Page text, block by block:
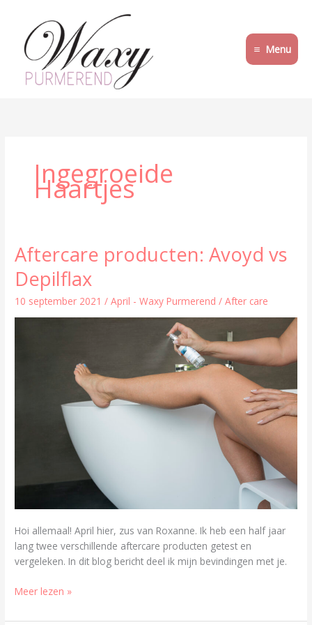
inhoud
Menu
Ingegroeide
Haartjes
Aftercare producten: Avoyd vs
Depilflax
10 september 2021/April - Waxy Purmerend/After care
Hoi allemaal! April hier, zus van Roxanne. Ik heb een half jaar
lang twee verschillende aftercare producten getest en
vergeleken. In dit blog bericht deel ik mijn bevindingen met je.
Aftercare
producten:
Avoyd
Depilflax
Meer lezen »